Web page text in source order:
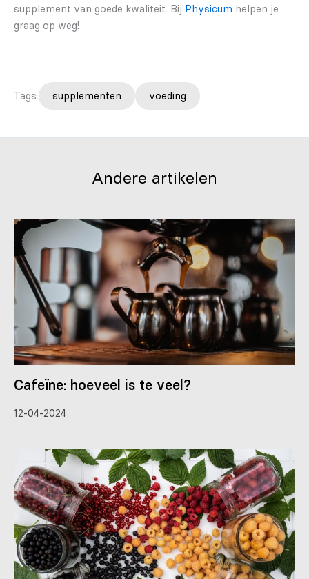
supplement van goede kwaliteit. Bij Physicum helpen je
graag op weg!
Tags: supplementen voeding
Andere artikelen
Cafeïne: hoeveel is te veel?
12-04-2024